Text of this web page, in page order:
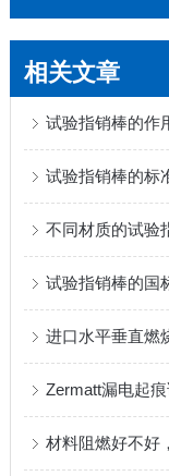
相关文章
试验指销棒的作
试验指销棒的标
不同材质的试验
试验指销棒的国
进口水平垂直燃
Zermatt漏电起
材料阻燃好不好